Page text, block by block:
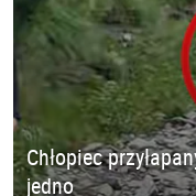
Chłopiec
jedno